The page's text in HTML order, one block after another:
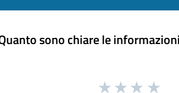
sono chiare le